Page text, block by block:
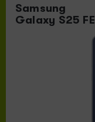
Samsung
Galaxy S25 FE